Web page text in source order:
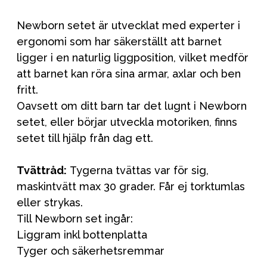
Newborn setet är utvecklat med experter i
ergonomi som har säkerställt att barnet
ligger i en naturlig liggposition, vilket medför
att barnet kan röra sina armar, axlar och ben
fritt.
Oavsett om ditt barn tar det lugnt i Newborn
setet, eller börjar utveckla motoriken, finns
setet till hjälp från dag ett.
Tvättråd: Tygerna tvättas var för sig,
maskintvätt max 30 grader. Får ej torktumlas
eller strykas.
Till Newborn set ingår:
Liggram inkl bottenplatta
Tyger och säkerhetsremmar